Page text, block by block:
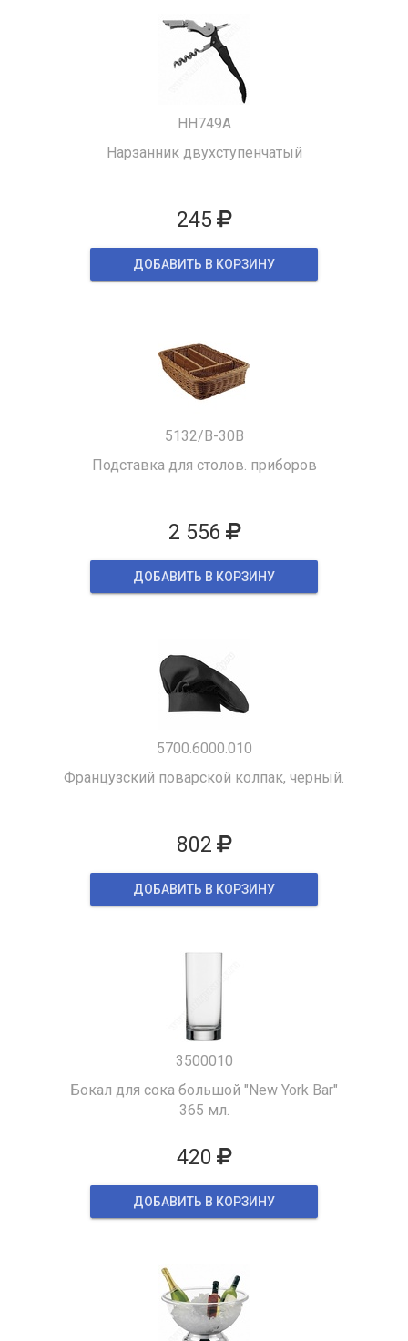
HH749A
Нарзанник двухступенчатый
245
ДОБАВИТЬ В КОРЗИНУ
5132/B-30B
Подставка для столов. приборов
2 556
ДОБАВИТЬ В КОРЗИНУ
5700.6000.010
Французский поварской колпак, черный.
802
ДОБАВИТЬ В КОРЗИНУ
3500010
Бокал для сока большой "New York Bar"
365 мл.
420
ДОБАВИТЬ В КОРЗИНУ